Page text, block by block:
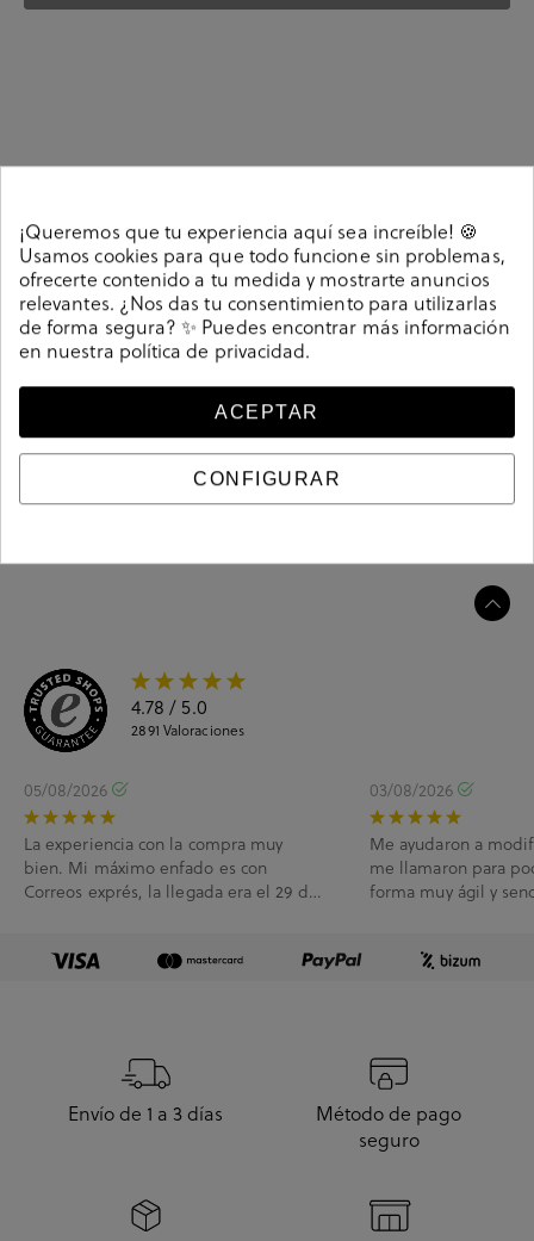
Alpargatas bloom&you AMBRETTA en oro. Cuña 6,5cm,
plataforma 2cm. Cierre con cordones. La plantilla no es
extraible. Hecho en España.
Referencia212084
Ciudados y limpieza
4.78 / 5.0
2891 Valoraciones
05/08/2026
La experiencia con la compra muy
bien. Mi máximo enfado es con
Correos exprés, la llegada era el 29 de
03/08/2026
Me ayudaron a
me llamaron para
forma muy ágil y
Envío de 1 a 3 días
Método de pago
seguro
¡Queremos que tu experiencia aquí sea increíble! 🍪
Usamos cookies para que todo funcione sin problemas,
ofrecerte contenido a tu medida y mostrarte anuncios
relevantes. ¿Nos das tu consentimiento para utilizarlas
de forma segura? ✨ Puedes encontrar más información
en nuestra política de privacidad.
ACEPTAR
CONFIGURAR